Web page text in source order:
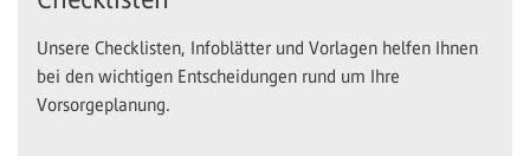
Unsere Checklisten, Infoblätter und Vorlagen helfen Ihnen
bei den wichtigen Entscheidungen rund um Ihre
Vorsorgeplanung.